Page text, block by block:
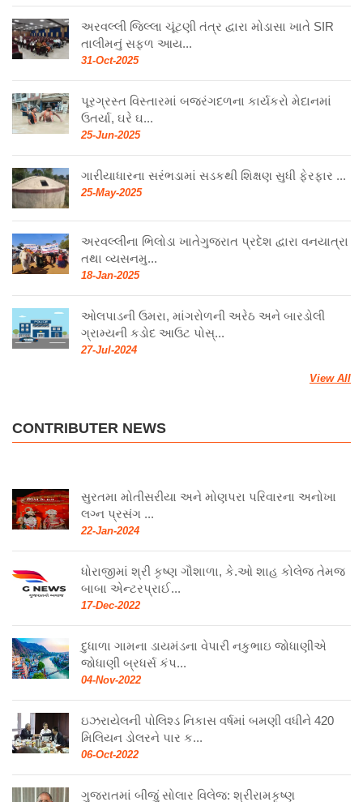
અરવલ્લી જિલ્લા ચૂંટણી તંત્ર દ્વારા મોડાસા ખાતે SIR
તાલીમનું સફળ આય...
31-Oct-2025
પૂરગ્રસ્ત વિસ્તારમાં બજરંગદળના કાર્યકરો મેદાનમાં
ઉતર્યા, ઘરે ઘ...
25-Jun-2025
ગારીયાધારના સરંભડામાં સડકથી શિક્ષણ સુધી ફેરફાર ...
25-May-2025
અરવલ્લીના ભિલોડા ખાતેગુજરાત પ્રદેશ દ્વારા વનયાત્રા
તથા વ્યસનમુ...
18-Jan-2025
ઓલપાડની ઉમરા, માંગરોળની અરેઠ અને બારડોલી
ગ્રામ્યની કડોદ આઉટ પોસ્...
27-Jul-2024
View All
CONTRIBUTER NEWS
સુરતમા મોતીસરીયા અને મોણપરા પરિવારના અનોખા
લગ્ન પ્રસંગ ...
22-Jan-2024
ધોરાજીમાં શ્રી કૃષ્ણ ગૌશાળા, કે.ઓ શાહ કોલેજ તેમજ
બાબા એન્ટરપ્રાઈ...
17-Dec-2022
દુધાળા ગામના ડાયમંડના વેપારી નકુભાઇ જોધાણીએ
જોધાણી બ્રધર્સ કંપ...
04-Nov-2022
ઇઝરાયેલની પોલિશ્ડ નિકાસ વર્ષમાં બમણી વધીને 420
મિલિયન ડોલરને પાર ક...
06-Oct-2022
ગુજરાતમાં બીજું સોલાર વિલેજ: શ્રીરામકૃષ્ણ